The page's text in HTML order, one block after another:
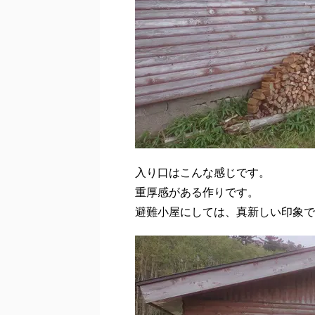
入り口はこんな感じです。
重厚感がある作りです。
避難小屋にしては、真新しい印象